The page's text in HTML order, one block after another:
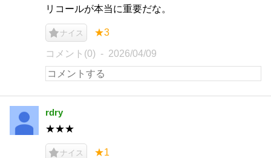
リコールが本当に重要だな。
ナイス ★3
コメント(0) 2026/04/09
rdry
★★★
ナイス ★1